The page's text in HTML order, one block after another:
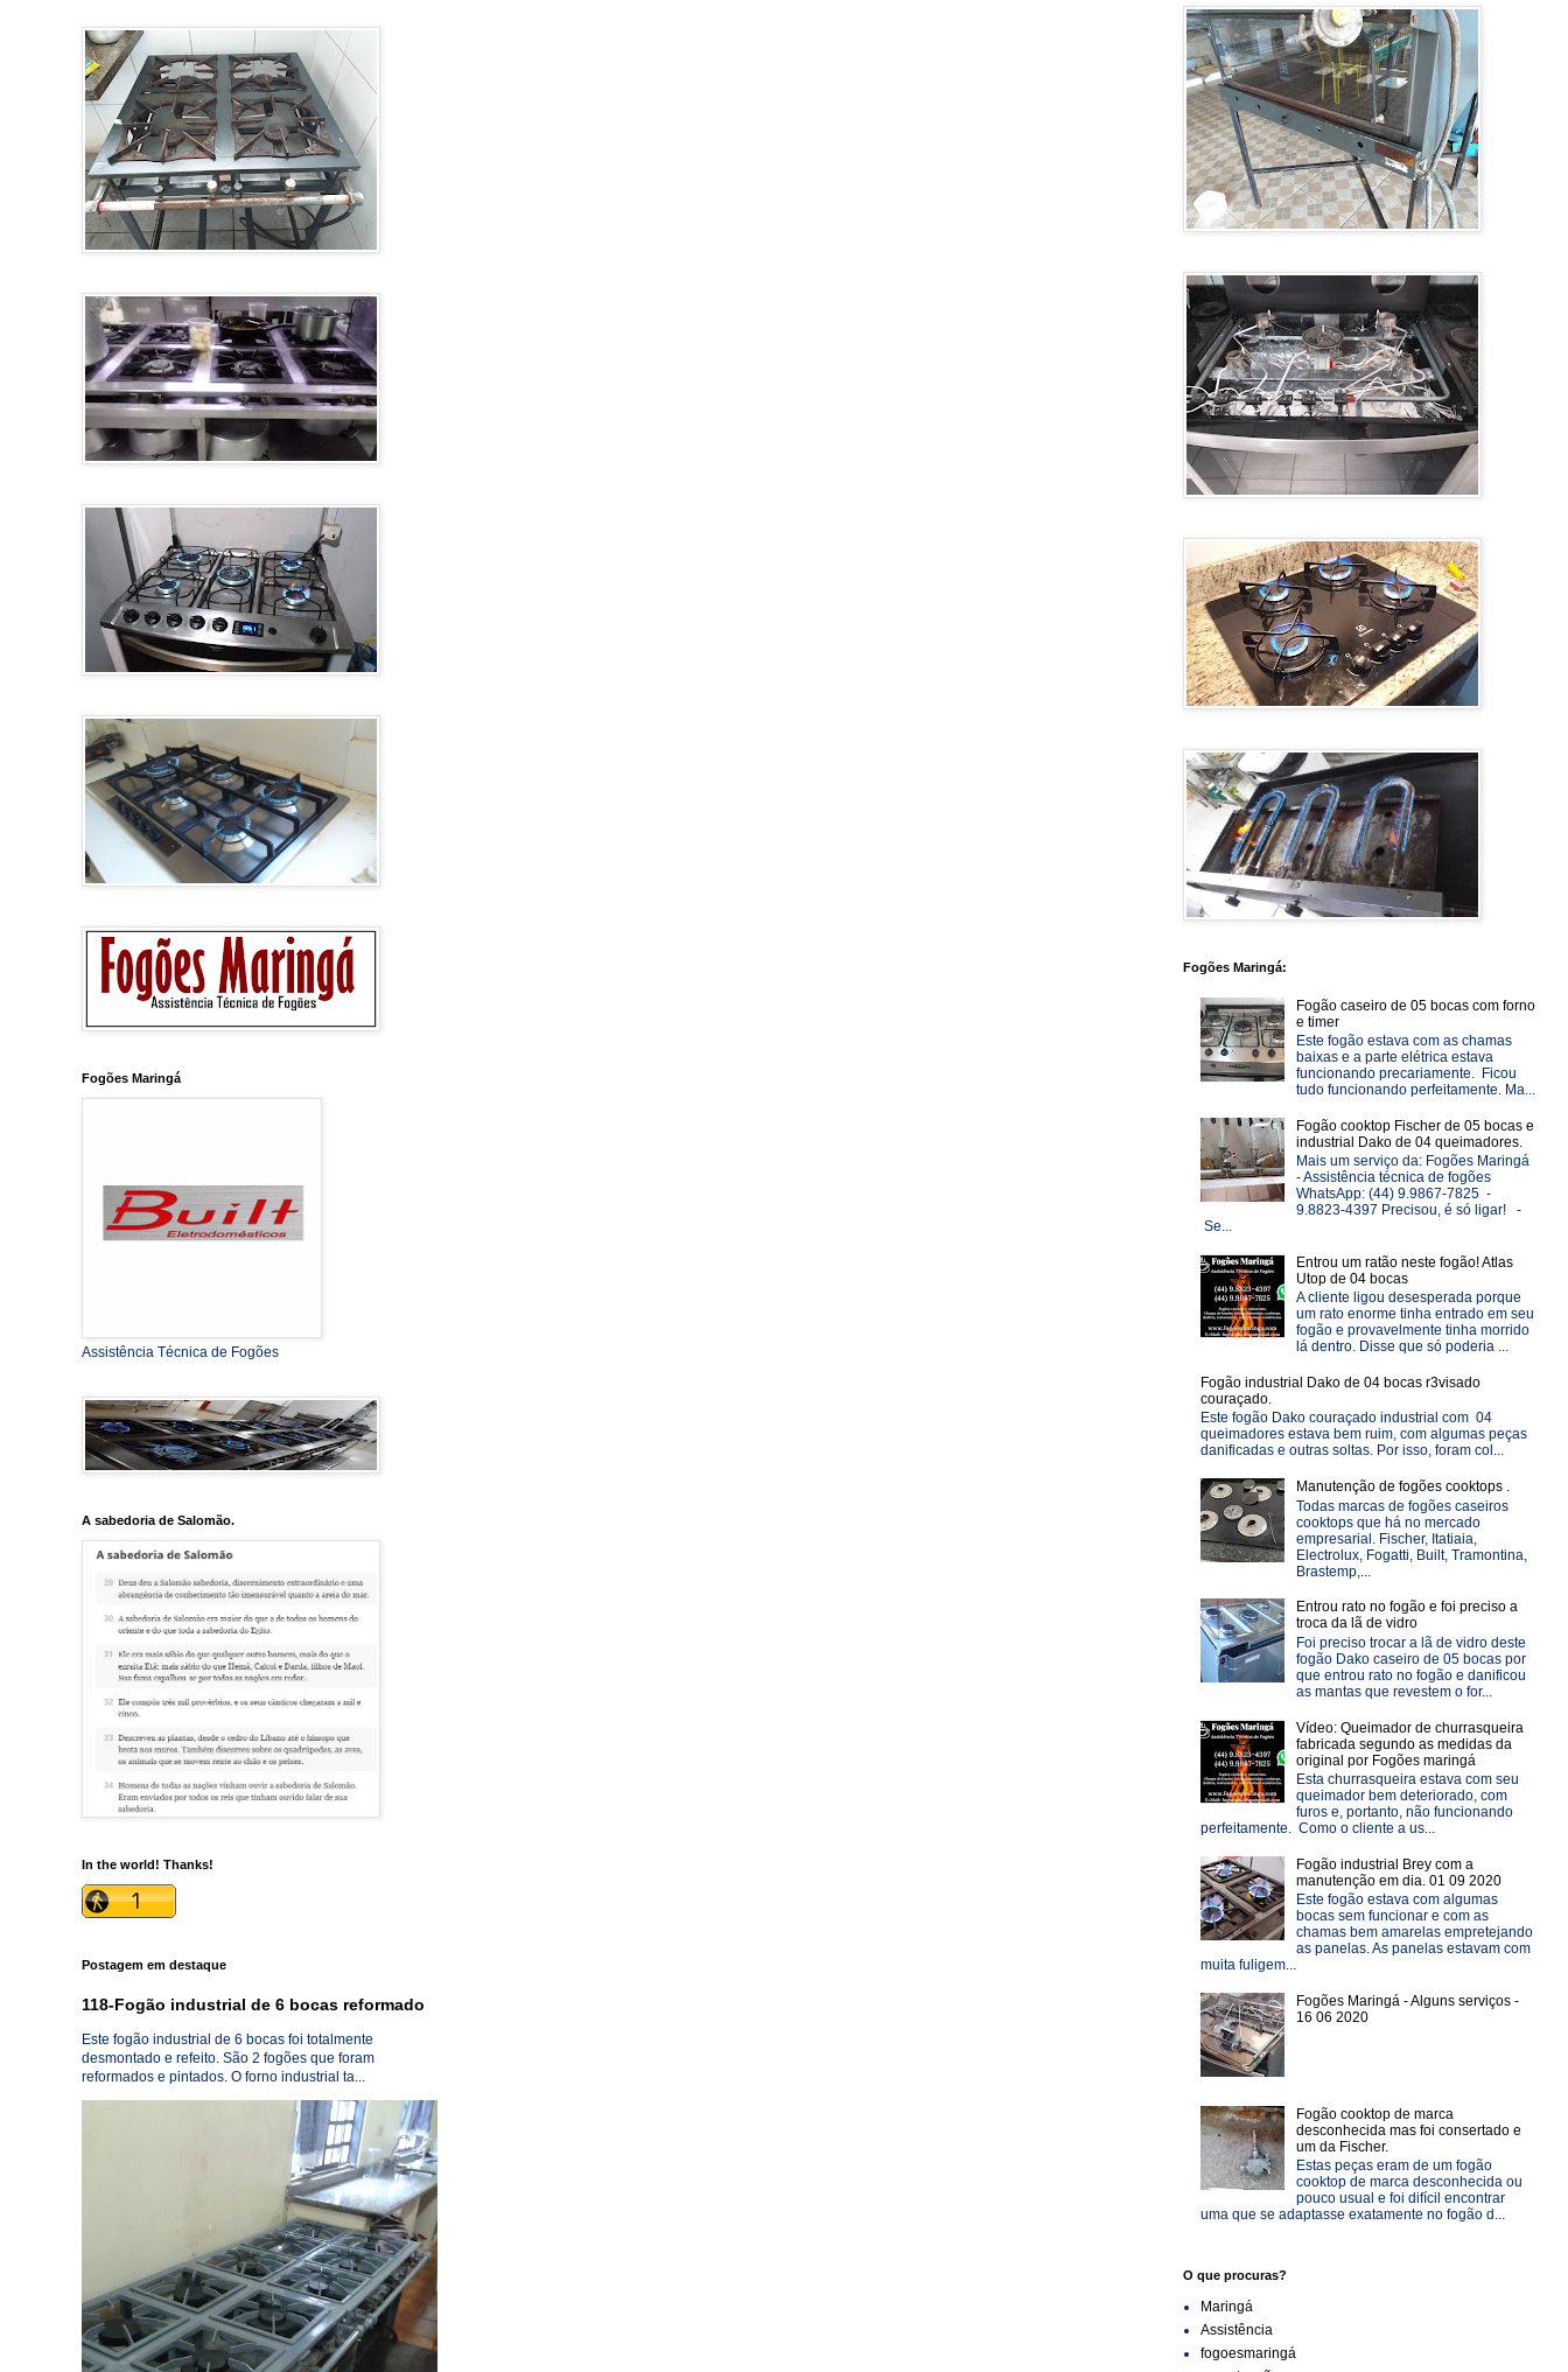
Fogões Maringá
Assistência Técnica de Fogões
A sabedoria de Salomão.
In the world! Thanks!
Postagem em destaque
118-Fogão industrial de 6 bocas reformado
Este fogão industrial de 6 bocas foi totalmente
desmontado e refeito. São 2 fogões que foram
reformados e pintados. O forno industrial ta...
Fogões Maringá:
Fogão caseiro de 05 bocas com forno
e timer
Este fogão estava com as chamas
baixas e a parte elétrica estava
funcionando precariamente. Ficou
tudo funcionando perfeitamente. Ma...
Fogão cooktop Fischer de 05 bocas e
industrial Dako de 04 queimadores.
Mais um serviço da: Fogões Maringá
- Assistência técnica de fogões
WhatsApp: (44) 9.9867-7825 -
9.8823-4397 Precisou, é só ligar! -
Se...
Entrou um ratão neste fogão! Atlas
Utop de 04 bocas
A cliente ligou desesperada porque
um rato enorme tinha entrado em seu
fogão e provavelmente tinha morrido
lá dentro. Disse que só poderia ...
Fogão industrial Dako de 04 bocas r3visado
couraçado.
Este fogão Dako couraçado industrial com 04
queimadores estava bem ruim, com algumas peças
danificadas e outras soltas. Por isso, foram col...
Manutenção de fogões cooktops .
Todas marcas de fogões caseiros
cooktops que há no mercado
empresarial. Fischer, Itatiaia,
Electrolux, Fogatti, Built, Tramontina,
Brastemp,...
Entrou rato no fogão e foi preciso a
troca da lã de vidro
Foi preciso trocar a lã de vidro deste
fogão Dako caseiro de 05 bocas por
que entrou rato no fogão e danificou
as mantas que revestem o for...
Vídeo: Queimador de churrasqueira
fabricada segundo as medidas da
original por Fogões maringá
Esta churrasqueira estava com seu
queimador bem deteriorado, com
furos e, portanto, não funcionando
perfeitamente. Como o cliente a us...
Fogão industrial Brey com a
manutenção em dia. 01 09 2020
Este fogão estava com algumas
bocas sem funcionar e com as
chamas bem amarelas empretejando
as panelas. As panelas estavam com
muita fuligem...
Fogões Maringá - Alguns serviços -
16 06 2020
Fogão cooktop de marca
desconhecida mas foi consertado e
um da Fischer.
Estas peças eram de um fogão
cooktop de marca desconhecida ou
pouco usual e foi difícil encontrar
uma que se adaptasse exatamente no fogão d...
O que procuras?
Maringá
Assistência
fogoesmaringá